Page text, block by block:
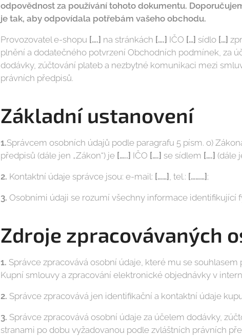
odpovědnost za používání tohoto dokumentu.
je tak, aby odpovídala potřebám vašeho obchodu.
Provozovatel e-shopu [….] na stránkách [….] IČO […] sídlo […]
plnění a dodatečného potvrzení Obchodních podmínek, za
dodávky, zúčtování plateb a nezbytné komunikaci mezi
právních předpisů.
Základní ustanovení
1.Správcem osobních údajů podle paragrafu 5 písm. o)
předpisů (dále jen „Zákon“) je […..] IČO [….] se sídlem [….] (dále
2. Kontaktní údaje správce jsou: e-mail: [……] , tel.: [………] ;
3. Osobními údaji se rozumí všechny informace identifikující
Zdroje zpracovávaných
1. Správce zpracovává osobní údaje, které mu se
Kupní smlouvy a zpracování elektronické objednávky v
2. Správce zpracovává jen identifikační a kontaktní údaje
3. Správce zpracovává osobní údaje za účelem dodávky,
stranami po dobu vyžadovanou podle zvláštních právních